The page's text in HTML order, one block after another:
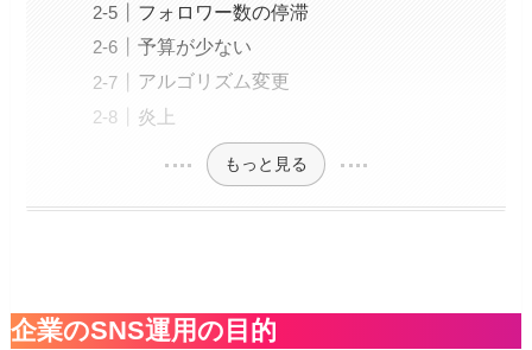
フォロワー数の停滞
予算が少ない
アルゴリズム変更
炎上
もっと見る
企業のSNS運用の目的